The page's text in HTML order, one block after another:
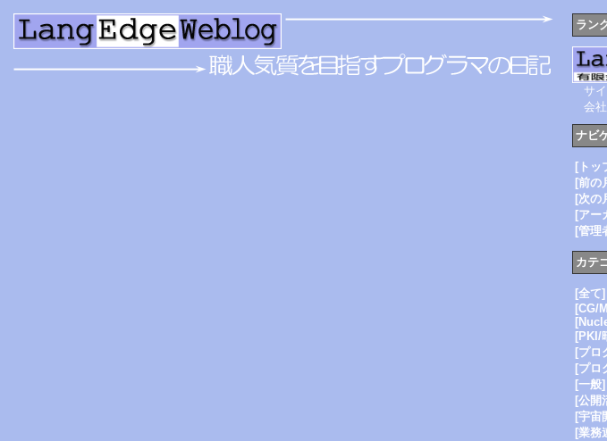
ラン
サ
会
ナビ
[トッ
[前の
[次の
[アー
[管理
カテ
[全て]
[CG/
[PKI/
[プロ
[プロ
[一般]
[公開
[宇宙
[業務